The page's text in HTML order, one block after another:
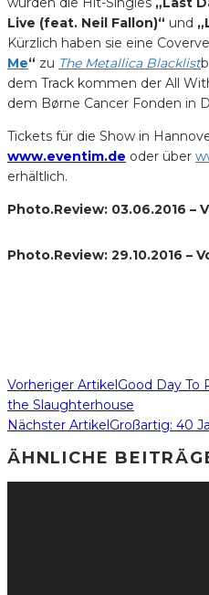
Live (feat. Neil Fallon)“ und
Kürzlich haben sie eine
Me“ zu The Metallica Blacklist
dem Track kommen der All
dem Børne Cancer Fonden in
Tickets für die Show in
www.eventim.de oder über
erhältlich.
Photo.Review: 03.06.2016 –
Photo.Review: 29.10.2016 –
Vorheriger ArtikelGood Day To
the Slaughterhouse
Nächster ArtikelGroßartig: 40
ÄHNLICHE